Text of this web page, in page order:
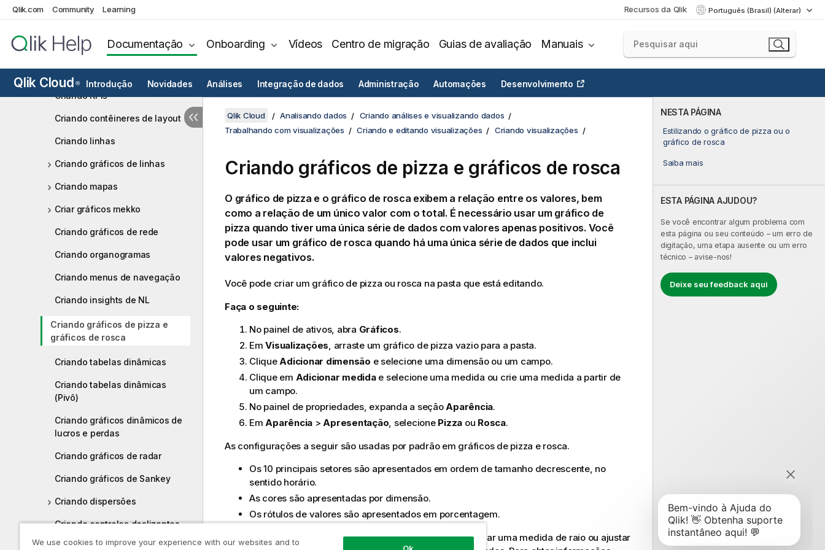
Qlik.com Community Learning Recursos da Qlik Português (Brasil) (Alterar)
Documentação Onboarding Vídeos Centro de migração Guias de avaliação Manuais
Qlik Cloud ® Introdução Novidades Análises Integração de dados Administração Automações Desenvolvimento
Criando mostradores
Criando histogramas
Criando KPIs
Criando contêineres de layout
Criando linhas
Criando gráficos de linhas
Criando mapas
Criar gráficos mekko
Criando gráficos de rede
Criando organogramas
Criando menus de navegação
Criando insights de NL
Criando gráficos de pizza e
gráficos de rosca
Criando tabelas dinâmicas
Criando tabelas dinâmicas
(Pivô)
Criando gráficos dinâmicos de
lucros e perdas
Criando gráficos de radar
Criando gráficos de Sankey
Criando dispersões
Criando controles deslizantes
Criando tabelas estáticas
NESTA PÁGINA
Estilizando o gráfico de pizza ou o
gráfico de rosca
Saiba mais
ESTA PÁGINA AJUDOU?
Se você encontrar algum problema com
esta página ou seu conteúdo – um erro de
digitação, uma etapa ausente ou um erro
técnico – avise-nos!
Deixe seu feedback aqui
Qlik Cloud Analisando dados
Criando análises e visualizando dados
Trabalhando com visualizações
Criando e editando visualizações Criando visualizações
Criando gráficos de pizza e gráficos de rosca
O gráfico de pizza e o gráfico de rosca exibem a relação entre os valores, bem
como a relação de um único valor com o total. É necessário usar um gráfico de
pizza quando tiver uma única série de dados com valores apenas positivos. Você
pode usar um gráfico de rosca quando há uma única série de dados que inclui
valores negativos.
Você pode criar um gráfico de pizza ou rosca na pasta que está editando.
Faça o seguinte:
No painel de ativos, abra Gráficos.
EmVisualizações, arraste um gráfico de pizza vazio para a pasta.
CliqueAdicionar dimensão e selecione uma dimensão ou um campo.
Clique em Adicionar medidae selecione uma medida ou crie uma medida a partir de
um campo.
No painel de propriedades, expanda a seçãoAparência.
EmAparência >Apresentação, selecione Pizza ou Rosca.
As configurações a seguir são usadas por padrão em gráficos de pizza e rosca.
Os 10 principais setores são apresentados em ordem de tamanho decrescente, no
sentido horário.
As cores são apresentadas por dimensão.
Os rótulos de valores são apresentados em porcentagem.
Depois de criar o gráfico de pizza, você pode querer adicionar uma medida de raio ou ajustar
We use cookies to improve your experience with our websites and to